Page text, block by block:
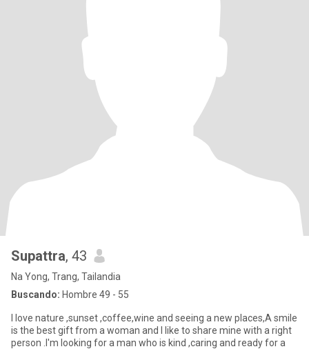
Supattra, 43
Na Yong, Trang, Tailandia
Buscando: Hombre 49 - 55
I love nature ,sunset ,coffee,wine and seeing a new places,A smile
is the best gift from a woman and I like to share mine with a right
person .I'm looking for a man who is kind ,caring and ready for a